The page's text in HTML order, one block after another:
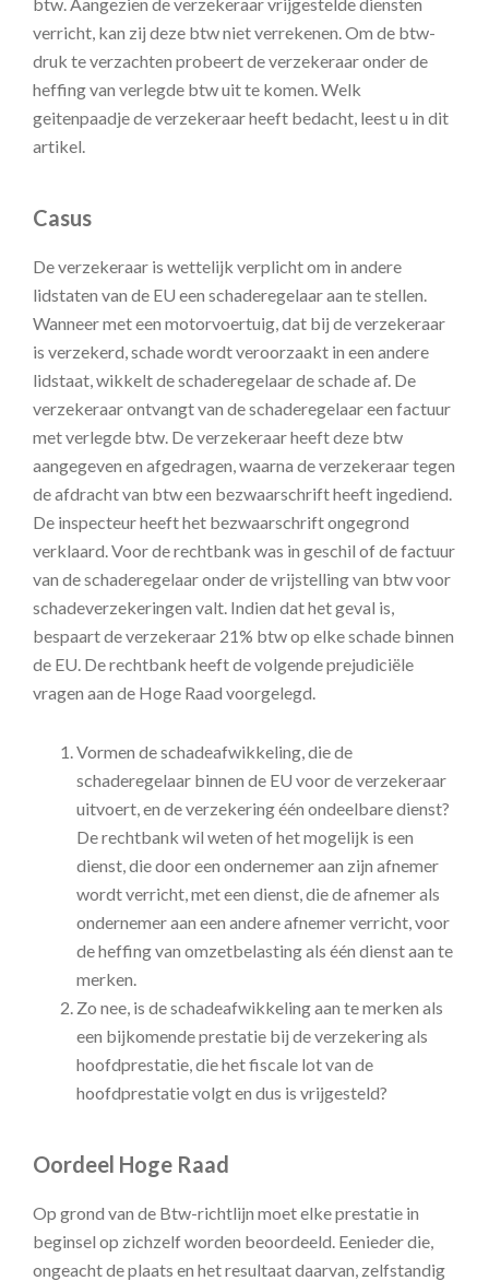
verricht, kan zij deze btw niet verrekenen. Om de btw-
druk te verzachten probeert de verzekeraar onder de
heffing van verlegde btw uit te komen. Welk
geitenpaadje de verzekeraar heeft bedacht, leest u in dit
artikel.
Casus
De verzekeraar is wettelijk verplicht om in andere
lidstaten van de EU een schaderegelaar aan te stellen.
Wanneer met een motorvoertuig, dat bij de verzekeraar
is verzekerd, schade wordt veroorzaakt in een andere
lidstaat, wikkelt de schaderegelaar de schade af. De
verzekeraar ontvangt van de schaderegelaar een factuur
met verlegde btw. De verzekeraar heeft deze btw
aangegeven en afgedragen, waarna de verzekeraar tegen
de afdracht van btw een bezwaarschrift heeft ingediend.
De inspecteur heeft het bezwaarschrift ongegrond
verklaard. Voor de rechtbank was in geschil of de factuur
van de schaderegelaar onder de vrijstelling van btw voor
schadeverzekeringen valt. Indien dat het geval is,
bespaart de verzekeraar 21% btw op elke schade binnen
de EU. De rechtbank heeft de volgende prejudiciële
vragen aan de Hoge Raad voorgelegd.
Vormen de schadeafwikkeling, die de
schaderegelaar binnen de EU voor de verzekeraar
uitvoert, en de verzekering één ondeelbare dienst?
De rechtbank wil weten of het mogelijk is een
dienst, die door een ondernemer aan zijn afnemer
wordt verricht, met een dienst, die de afnemer als
ondernemer aan een andere afnemer verricht, voor
de heffing van omzetbelasting als één dienst aan te
merken.
Zo nee, is de schadeafwikkeling aan te merken als
een bijkomende prestatie bij de verzekering als
hoofdprestatie, die het fiscale lot van de
hoofdprestatie volgt en dus is vrijgesteld?
Oordeel Hoge Raad
Op grond van de Btw-richtlijn moet elke prestatie in
beginsel op zichzelf worden beoordeeld. Eenieder die,
ongeacht de plaats en het resultaat daarvan, zelfstandig